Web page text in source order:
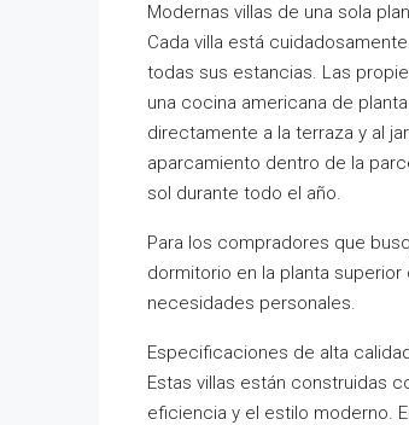
Modernas villas de una sola
Cada villa está
todas sus estancias. Las
una cocina americana de
directamente a la terraza y al
aparcamiento dentro de la
sol durante todo el año.
Para los compradores que
dormitorio en la planta
necesidades personales.
Especificaciones de alta
Estas villas están construidas
eficiencia y el estilo moderno.